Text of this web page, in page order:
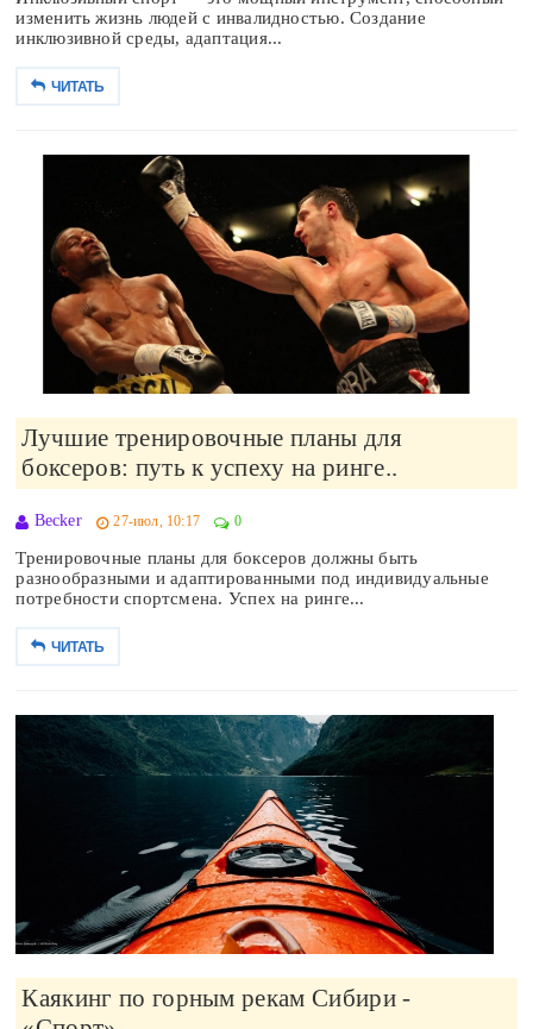
изменить жизнь людей с инвалидностью. Создание
инклюзивной среды, адаптация...
ЧИТАТЬ
Лучшие тренировочные планы для
боксеров: путь к успеху на ринге..
Becker 27-июл, 10:17 0
Тренировочные планы для боксеров должны быть
разнообразными и адаптированными под индивидуальные
потребности спортсмена. Успех на ринге...
ЧИТАТЬ
Каякинг по горным рекам Сибири -